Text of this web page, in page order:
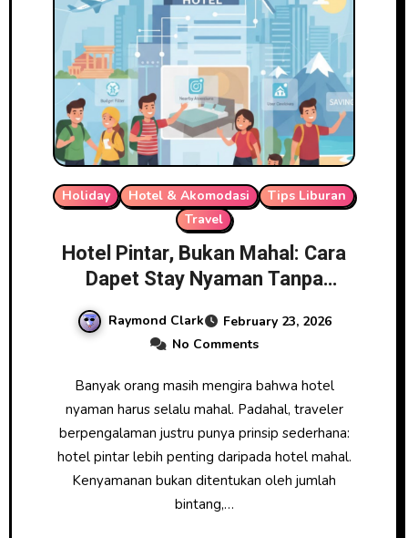
Holiday Hotel & Akomodasi
Tips Liburan
Travel
Hotel Pintar, Bukan Mahal: Cara
Dapet Stay Nyaman Tanpa
Raymond Clark
February 23, 2026
No Comments
Banyak orang masih mengira bahwa hotel
nyaman harus selalu mahal. Padahal, traveler
berpengalaman justru punya prinsip sederhana:
hotel pintar lebih penting daripada hotel mahal.
Kenyamanan bukan ditentukan oleh jumlah
bintang,…